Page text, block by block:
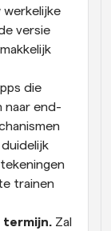
werkelijke
versie
die
naar end-
trainen
termijn. Zal